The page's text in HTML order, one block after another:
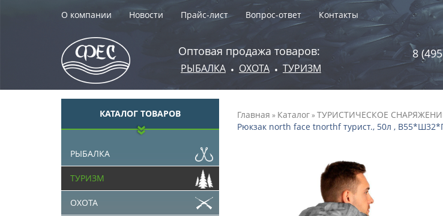
О компании Новости Прайс-лист Вопрос-ответ Контакты
Оптовая продажа товаров:
РЫБАЛКА • ОХОТА • ТУРИЗМ
8
КАТАЛОГ ТОВАРОВ
РЫБАЛКА
ТУРИЗМ
ОХОТА
Главная » Каталог»ТУРИСТИЧЕСКОЕ
Рюкзак north face tnorthf турист., 50л ,